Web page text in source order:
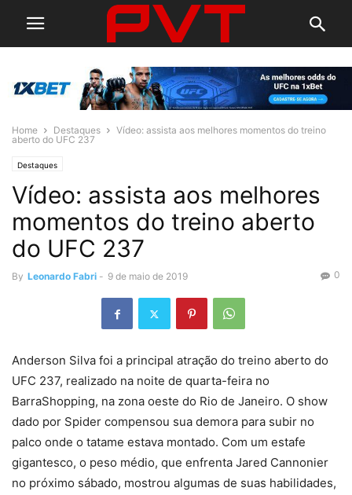
Home Destaques
Vídeo: assista aos melhores momentos do treino
aberto do UFC 237
Destaques
Vídeo: assista aos melhores
momentos do treino aberto
do UFC 237
By Leonardo Fabri - 9 de maio de 2019 0
Anderson Silva foi a principal atração do treino aberto do
UFC 237, realizado na noite de quarta-feira no
BarraShopping, na zona oeste do Rio de Janeiro. O show
dado por Spider compensou sua demora para subir no
palco onde o tatame estava montado. Com um estafe
gigantesco, o peso médio, que enfrenta Jared Cannonier
no próximo sábado, mostrou algumas de suas habilidades,